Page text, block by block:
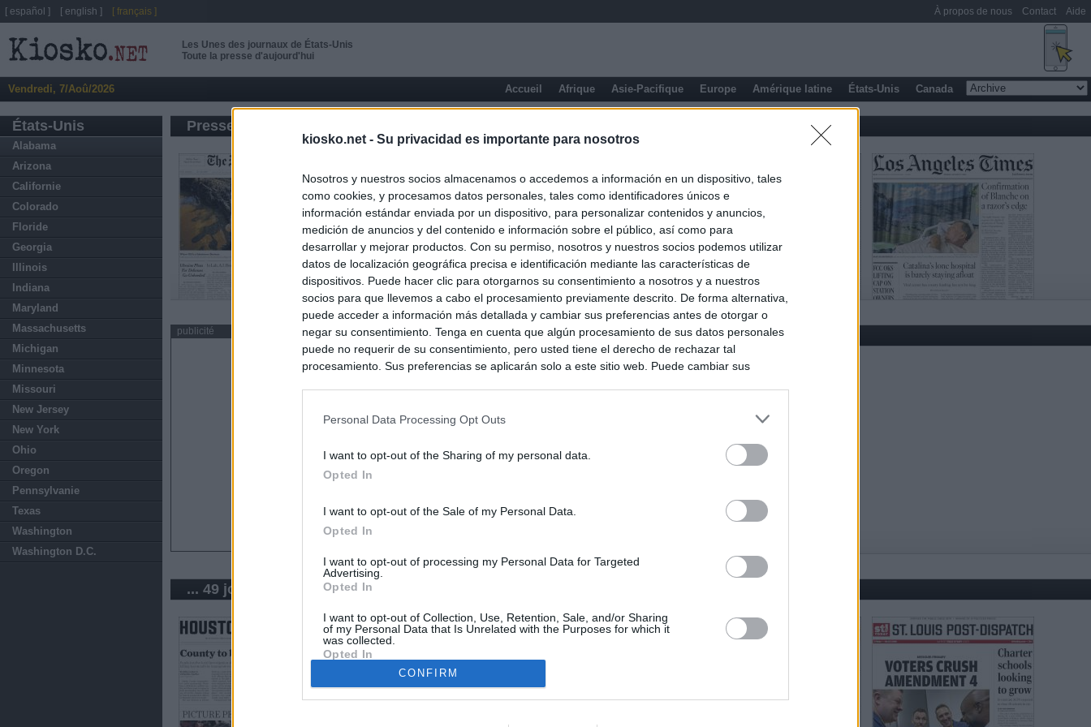
kiosko.net - Su privacidad es importante para nosotros
Nosotros y nuestros socios almacenamos o accedemos a información en un dispositivo, tales
como cookies, y procesamos datos personales, tales como identificadores únicos e
información estándar enviada por un dispositivo, para personalizar contenidos y anuncios,
medición de anuncios y del contenido e información sobre el público, así como para
desarrollar y mejorar productos. Con su permiso, nosotros y nuestros socios podemos utilizar
datos de localización geográfica precisa e identificación mediante las características de
dispositivos. Puede hacer clic para otorgarnos su consentimiento a nosotros y a nuestros
socios para que llevemos a cabo el procesamiento previamente descrito. De forma alternativa,
puede acceder a información más detallada y cambiar sus preferencias antes de otorgar o
negar su consentimiento. Tenga en cuenta que algún procesamiento de sus datos personales
puede no requerir de su consentimiento, pero usted tiene el derecho de rechazar tal
procesamiento. Sus preferencias se aplicarán solo a este sitio web. Puede cambiar sus
Personal Data Processing Opt Outs
I want to opt-out of the Sharing of my personal data.
Opted In
I want to opt-out of the Sale of my Personal Data.
Opted In
I want to opt-out of processing my Personal Data for Targeted
Advertising.
Opted In
I want to opt-out of Collection, Use, Retention, Sale, and/or Sharing
of my Personal Data that Is Unrelated with the Purposes for which it
was collected.
Opted In
CONFIRM
Les Unes des journaux de États-Unis
Toute la presse d'aujourd'hui
Vendredi, 7/Aoû/2026 Accueil Afrique Asie-Pacifique Europe Amérique latine États-Unis Canada
États-Unis
Alabama
Arizona
Californie
Colorado
Floride
Georgia
Illinois
Indiana
Maryland
Massachusetts
Michigan
Minnesota
Missouri
New Jersey
New York
Ohio
Oregon
Pennsylvanie
Texas
Washington
Washington D.C.
Presse d'information généra
publicité Presse économique
... 49 journaux en États-Unis
[ español ] [ english ] [ français ] À propos de nous Contact Aide